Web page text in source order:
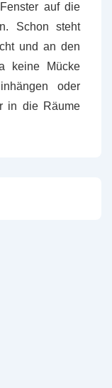
auf die
Schon steht
und an den
keine Mücke
oder
in die Räume